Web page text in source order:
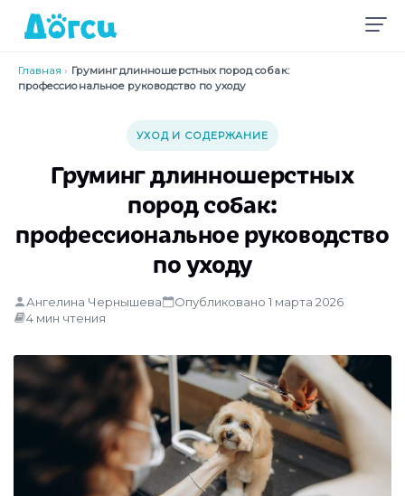
Главная › Груминг длинношерстных пород собак:
профессиональное руководство по уходу
УХОД И СОДЕРЖАНИЕ
Груминг длинношерстных
пород собак:
профессиональное руководство
по уходу
Ангелина Чернышева
Опубликовано 1 марта 2026
4 мин чтения